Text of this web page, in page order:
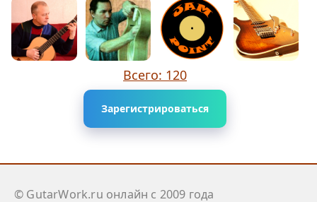
Всего: 120
Зарегистрироваться
© GutarWork.ru онлайн c 2009 года